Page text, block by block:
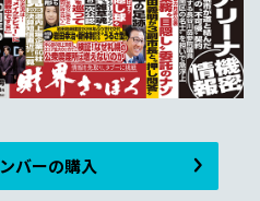
バーの購入